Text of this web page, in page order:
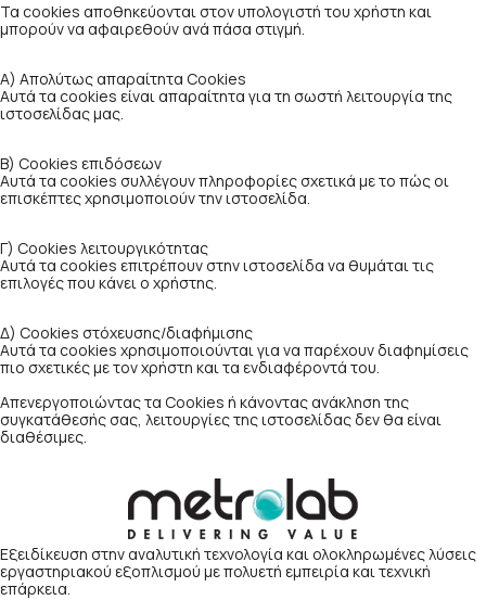
Τα cookies αποθηκεύονται στον υπολογιστή του χρήστη και
μπορούν να αφαιρεθούν ανά πάσα στιγμή.
Α) Απολύτως απαραίτητα Cookies
Αυτά τα cookies είναι απαραίτητα για τη σωστή λειτουργία της
ιστοσελίδας μας.
Β) Cookies επιδόσεων
Αυτά τα cookies συλλέγουν πληροφορίες σχετικά με το πώς οι
επισκέπτες χρησιμοποιούν την ιστοσελίδα.
Γ) Cookies λειτουργικότητας
Αυτά τα cookies επιτρέπουν στην ιστοσελίδα να θυμάται τις
επιλογές που κάνει ο χρήστης.
Δ) Cookies στόχευσης/διαφήμισης
Αυτά τα cookies χρησιμοποιούνται για να παρέχουν διαφημίσεις
πιο σχετικές με τον χρήστη και τα ενδιαφέροντά του.
Απενεργοποιώντας τα Cookies ή κάνοντας ανάκληση της
συγκατάθεσής σας, λειτουργίες της ιστοσελίδας δεν θα είναι
διαθέσιμες.
Εξειδίκευση στην αναλυτική τεχνολογία και ολοκληρωμένες λύσεις
εργαστηριακού εξοπλισμού με πολυετή εμπειρία και τεχνική
επάρκεια.